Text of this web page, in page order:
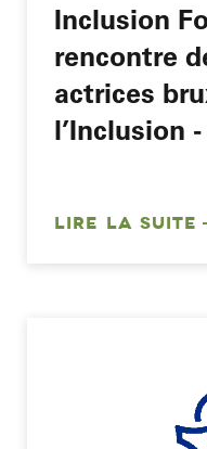
Inclusion
rencontre
actrices
l’Inclusion
LIRE LA SUITE